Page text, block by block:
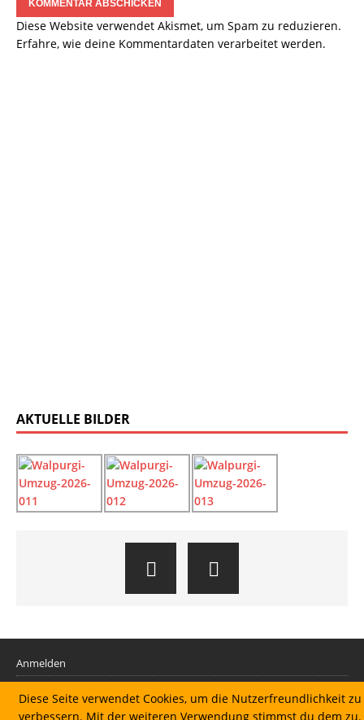
Diese Website verwendet Akismet, um Spam zu reduzieren.
Erfahre, wie deine Kommentardaten verarbeitet werden.
AKTUELLE BILDER
Anmelden
Datenschutzerklärung
Diese Seite verwendet Cookies, um die Nutzerfreundlichkeit zu
verbessern. Mit der weiteren Verwendung stimmst du dem zu.